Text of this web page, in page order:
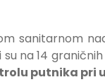
sanitarnom
na 14
putnika pri